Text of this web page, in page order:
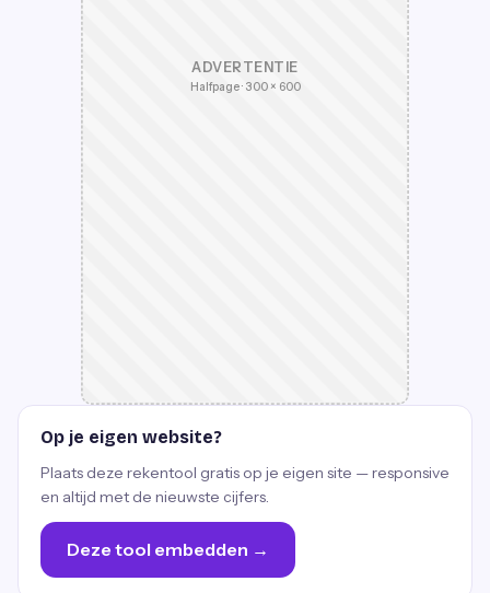
ADVERTENTIE
Halfpage · 300 × 600
Op je eigen website?
Plaats deze rekentool gratis op je eigen site — responsive
en altijd met de nieuwste cijfers.
Deze tool embedden →